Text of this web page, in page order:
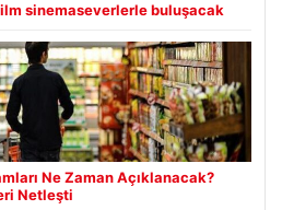
sinemaseverlerle buluşacak
Ne Zaman Açıklanacak?
Netleşti